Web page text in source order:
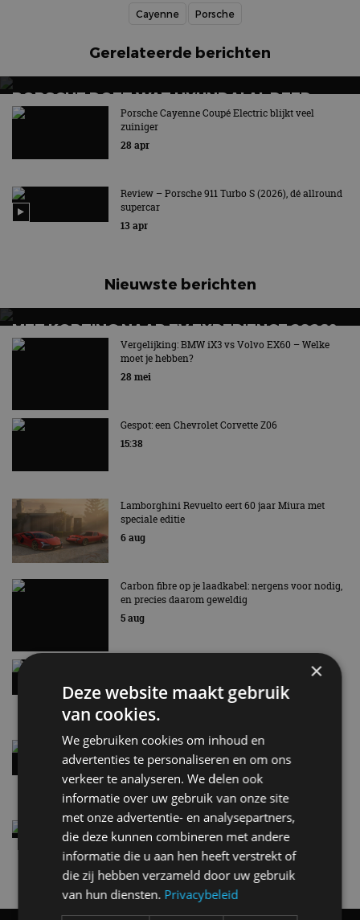
Cayenne Porsche
Gerelateerde berichten
PORSCHE DOET WAT HYUNDAI AL DEED
Zelf schakelen met E-Shift!Porsche Cayenne Coupé Electric blijkt veel
zuiniger
28 apr
Review – Porsche 911 Turbo S (2026), dé allround
supercar
13 apr
Nieuwste berichten
MET KORTING NAAR EV EXPERIENCE 2026?
AUTORAI REGELT HET!
EV Experience 2026 van 24 tot 26 september
Vergelijking: BMW iX3 vs Volvo EX60 – Welke
moet je hebben?
28 mei
Gespot: een Chevrolet Corvette Z06
15:38
Lamborghini Revuelto eert 60 jaar Miura met
speciale editie
6 aug
Carbon fibre op je laadkabel: nergens voor nodig,
en precies daarom geweldig
5 aug
Hennessey Blackbird krijgt atmosferische V8 en
5 aug
Audi A2 e-Tron mikt op verbruik van 12,8 kWh
per 100 kilometer
4 aug
Elektrische Geely E2 (tijdelijk) net zo goedkoop
als een Renault Twingo
4 aug
×
Deze website maakt gebruik
van cookies.
We gebruiken cookies om inhoud en
advertenties te personaliseren en om ons
verkeer te analyseren. We delen ook
informatie over uw gebruik van onze site
met onze advertentie- en analysepartners,
die deze kunnen combineren met andere
informatie die u aan hen heeft verstrekt of
die zij hebben verzameld door uw gebruik
van hun diensten. Privacybeleid